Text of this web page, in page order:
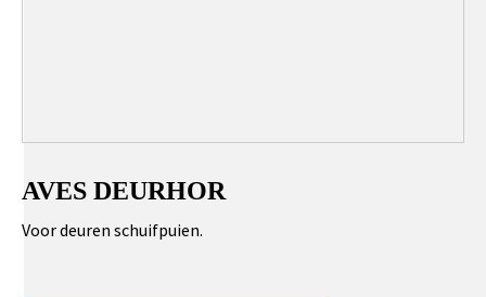
AVES DEURHOR
Voor deuren schuifpuien.